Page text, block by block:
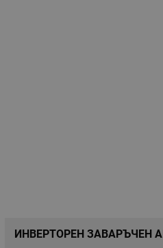
ИНВЕРТОРЕН ЗАВАРЪЧЕН